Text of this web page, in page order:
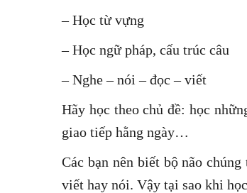
– Học từ vựng
– Học ngữ pháp, cấu trúc câu
– Nghe – nói – đọc – viết
Hãy học theo chủ đề: học
giao tiếp hằng ngày…
Các bạn nên biết bộ não
viết hay nói. Vậy tại sao khi